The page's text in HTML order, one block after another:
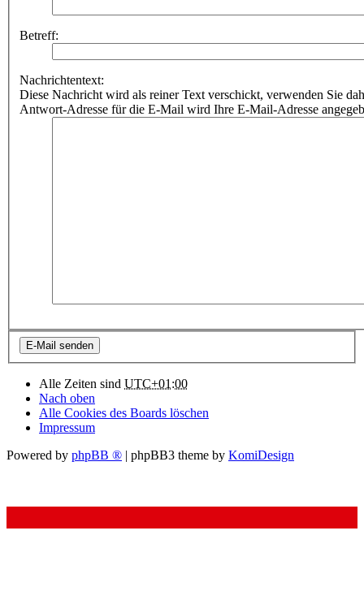
Betreff:
Nachrichtentext:
Diese Nachricht wird als reiner Text verschickt, verwenden Sie
Antwort-Adresse für die E-Mail wird Ihre E-Mail-Adresse
Alle Zeiten sind UTC+01:00
Nach oben
Alle Cookies des Boards löschen
Impressum
Powered by phpBB ® | phpBB3 theme by KomiDesign